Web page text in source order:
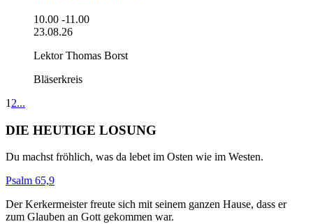
10.00 -11.00
23.08.26
Lektor Thomas Borst
Bläserkreis
1 2...
DIE HEUTIGE LOSUNG
Du machst fröhlich, was da lebet im Osten wie im Westen.
Psalm 65,9
Der Kerkermeister freute sich mit seinem ganzen Hause, dass er
zum Glauben an Gott gekommen war.